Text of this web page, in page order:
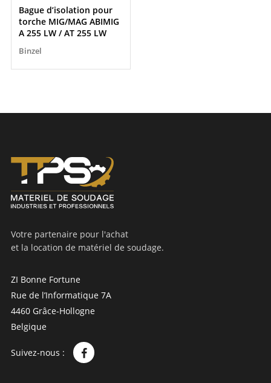
Bague d’isolation pour
torche MIG/MAG ABIMIG
A 255 LW / AT 255 LW
Binzel
Votre partenaire pour l'achat
et la location de matériel de soudage.
ZI Bonne Fortune
Rue de l’Informatique 7A
4460 Grâce-Hollogne
Belgique
Suivez-nous :